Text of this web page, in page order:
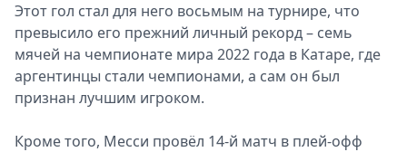
Этот гол стал для него восьмым на турнире, что
превысило его прежний личный рекорд – семь
мячей на чемпионате мира 2022 года в Катаре, где
аргентинцы стали чемпионами, а сам он был
признан лучшим игроком.
Кроме того, Месси провёл 14-й матч в плей-офф